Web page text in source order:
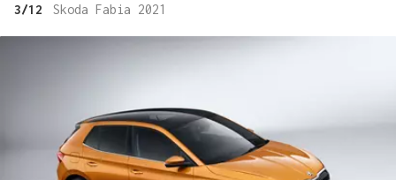
3/12 Skoda Fabia 2021